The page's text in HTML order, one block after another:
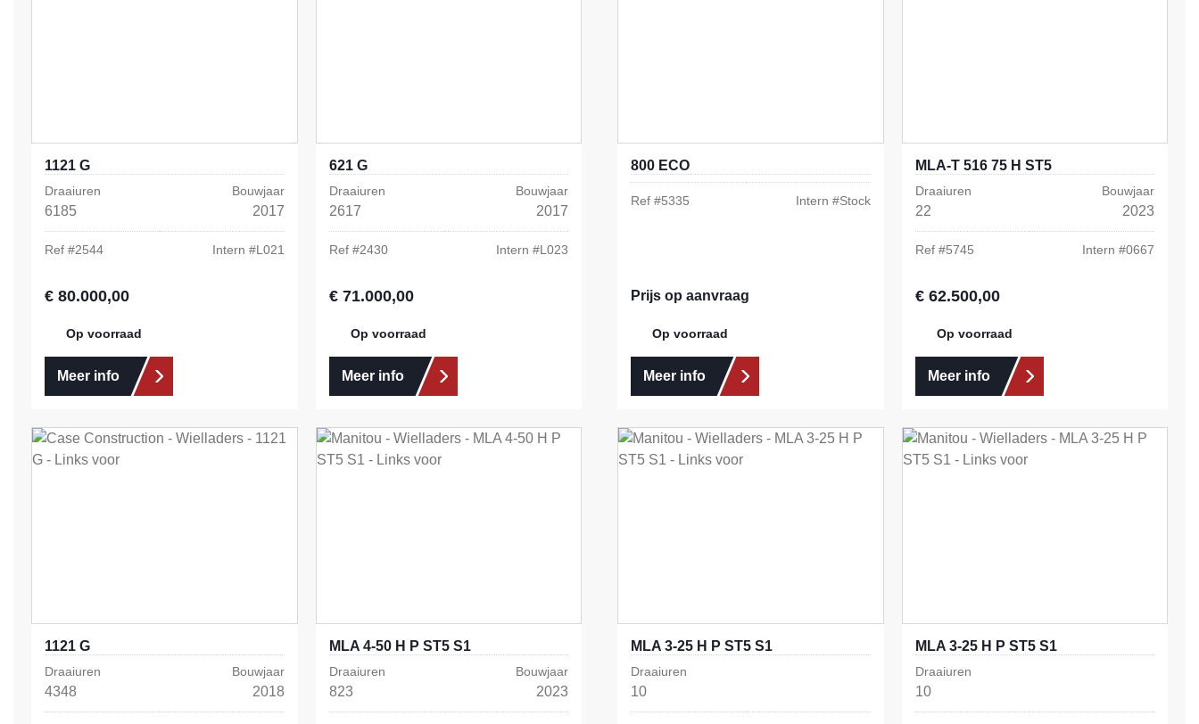
1121 G
Draaiuren
6185
Bouwjaar
2017
Ref #2544 Intern #L021
Normale prijs:
€ 80.000,00
Op voorraad
Meer info
621 G
Draaiuren
2617
Bouwjaar
2017
Ref #2430 Intern #L023
Normale prijs:
€ 71.000,00
Op voorraad
Meer info
1121 G
Draaiuren
4348
Bouwjaar
2018
MLA 4-50 H P ST5 S1
Draaiuren
823
Bouwjaar
2023
800 ECO
Ref #5335 Intern #Stock
Prijs op aanvraag
Op voorraad
Meer info
MLA-T 516 75 H ST5
Draaiuren
22
Bouwjaar
2023
Ref #5745 Intern #0667
Normale prijs:
€ 62.500,00
Op voorraad
Meer info
MLA 3-25 H P ST5 S1
Draaiuren
10
MLA 3-25 H P ST5 S1
Draaiuren
10